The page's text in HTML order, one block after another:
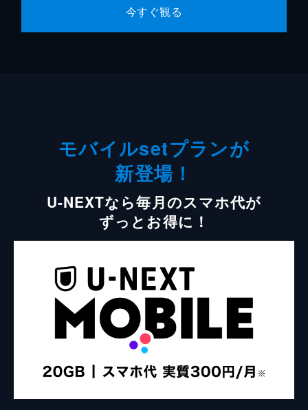
今すぐ観る
モバイルsetプランが
新登場！
U-NEXTなら毎月のスマホ代が
ずっとお得に！